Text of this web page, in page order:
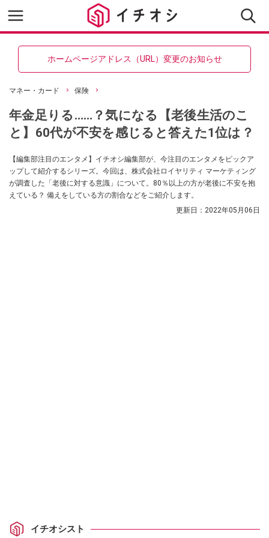
ホームページアドレス（URL）変更のお知らせ
マネー・カード 保険
年金足りる……？気になる【老後生活のこ
と】60代が不安を感じると答えた1位は？
【編集部注目のエンタメ】イチオシ編集部が、今注目のエンタメをピックア
ップして紹介するシリーズ。今回は、株式会社ロイヤリティ マーケティング
が調査した「老後に対する意識」について。80％以上の方が老後に不安を抱
えている？ 備えをしている方の割合などをご紹介します。
更新日： 2022年05月06日
イチオシスト